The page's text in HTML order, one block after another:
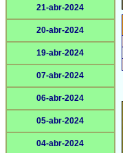
21-abr-2024
20-abr-2024
19-abr-2024
07-abr-2024
06-abr-2024
05-abr-2024
04-abr-2024